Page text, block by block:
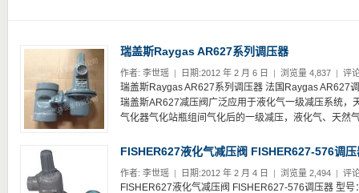
瑞盖斯Raygas AR627系列调压器
作者: 李世瑶 | 日期:2012 年 2 月 6 日 | 浏览量 4,837 | 评
瑞盖斯Raygas AR627系列调压器 法国Raygas AR627
瑞盖斯AR627减压阀广泛应用于液化气一级减压系统，
气化器气化站瓶组间气化后的一级减压，液化气、天然
FISHER627液化气减压阀 FISHER627-576调压
作者: 李世瑶 | 日期:2012 年 2 月 4 日 | 浏览量 2,494 | 评
FISHER627液化气减压阀 FISHER627-576调压器 型